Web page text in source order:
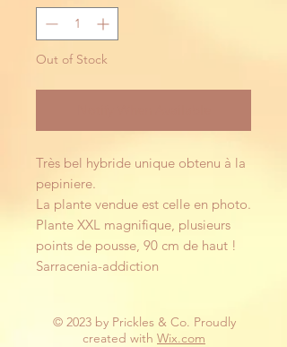
Out of Stock
Très bel hybride unique obtenu à la
pepiniere.
La plante vendue est celle en photo.
Plante XXL magnifique, plusieurs
points de pousse, 90 cm de haut !
Sarracenia-addiction
© 2023 by Prickles & Co. Proudly
created with Wix.com